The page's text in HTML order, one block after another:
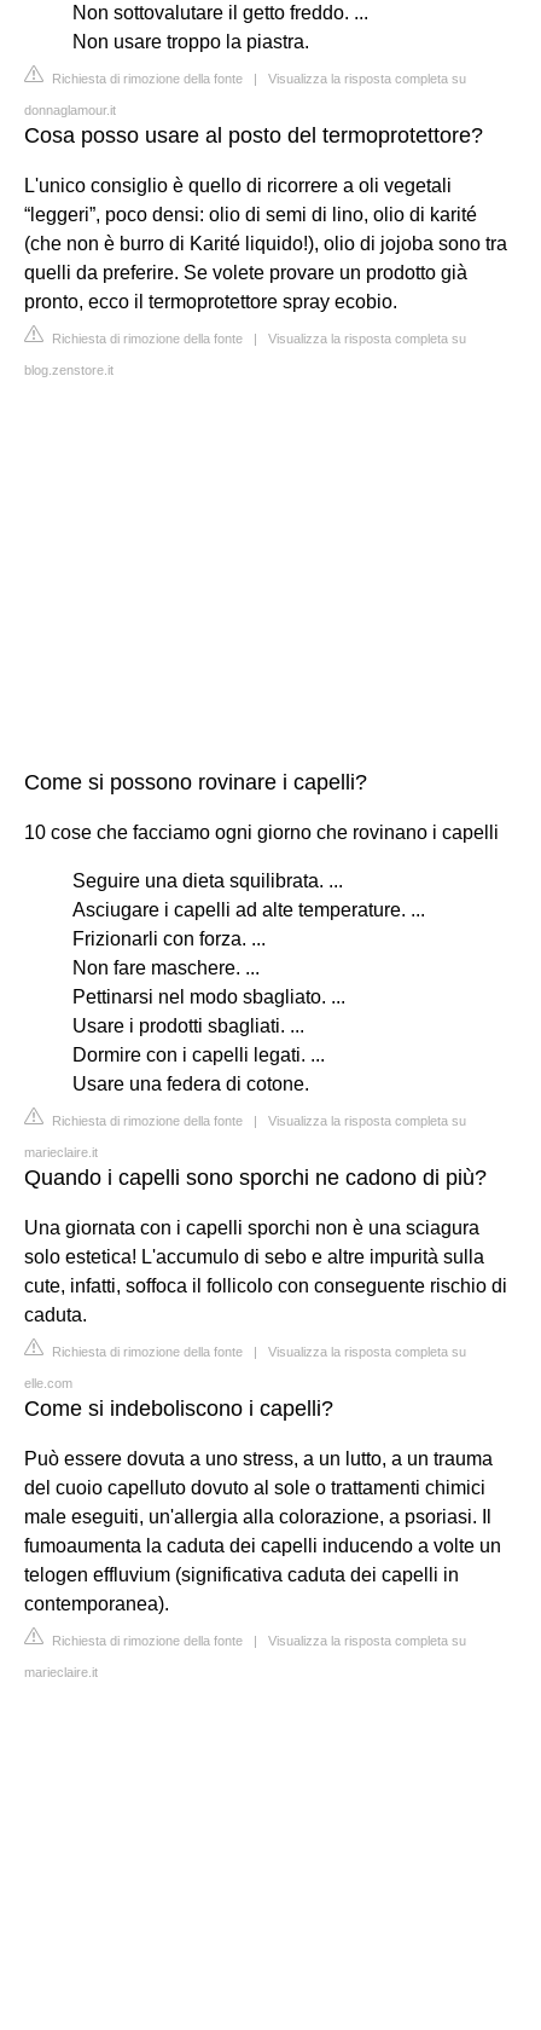
Non sottovalutare il getto freddo. ...
Non usare troppo la piastra.
Richiesta di rimozione della fonte | Visualizza la risposta completa su
donnaglamour.it
Cosa posso usare al posto del termoprotettore?
L'unico consiglio è quello di ricorrere a oli vegetali
“leggeri”, poco densi: olio di semi di lino, olio di karité
(che non è burro di Karité liquido!), olio di jojoba sono tra
quelli da preferire. Se volete provare un prodotto già
pronto, ecco il termoprotettore spray ecobio.
Richiesta di rimozione della fonte | Visualizza la risposta completa su
blog.zenstore.it
Come si possono rovinare i capelli?
10 cose che facciamo ogni giorno che rovinano i capelli
Seguire una dieta squilibrata. ...
Asciugare i capelli ad alte temperature. ...
Frizionarli con forza. ...
Non fare maschere. ...
Pettinarsi nel modo sbagliato. ...
Usare i prodotti sbagliati. ...
Dormire con i capelli legati. ...
Usare una federa di cotone.
Richiesta di rimozione della fonte | Visualizza la risposta completa su
marieclaire.it
Quando i capelli sono sporchi ne cadono di più?
Una giornata con i capelli sporchi non è una sciagura
solo estetica! L'accumulo di sebo e altre impurità sulla
cute, infatti, soffoca il follicolo con conseguente rischio di
caduta.
Richiesta di rimozione della fonte | Visualizza la risposta completa su
elle.com
Come si indeboliscono i capelli?
Può essere dovuta a uno stress, a un lutto, a un trauma
del cuoio capelluto dovuto al sole o trattamenti chimici
male eseguiti, un'allergia alla colorazione, a psoriasi. Il
fumoaumenta la caduta dei capelli inducendo a volte un
telogen effluvium (significativa caduta dei capelli in
contemporanea).
Richiesta di rimozione della fonte | Visualizza la risposta completa su
marieclaire.it